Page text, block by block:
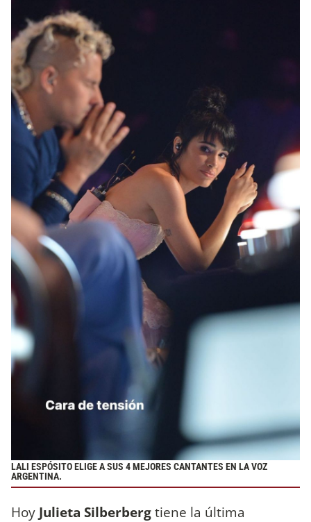
LALI ESPÓSITO ELIGE A SUS 4 MEJORES CANTANTES EN LA VOZ
ARGENTINA.
Hoy Julieta Silberbergtiene la última